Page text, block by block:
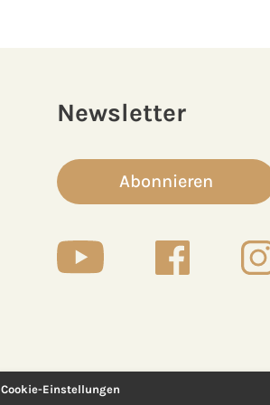
Newsletter
Abonnieren
Cookie-Einstellungen